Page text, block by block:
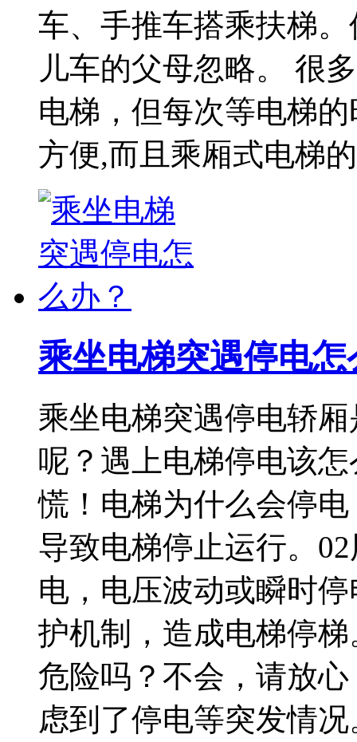
车、手推车搭乘扶梯
儿车的父母忽略。 很
电梯，但每次等电梯
方便,而且乘厢式电梯
乘坐电梯突遇停电怎
乘坐电梯突遇停电轿
呢？遇上电梯停电该
慌！电梯为什么会停
导致电梯停止运行。
电，电压波动或瞬时
护机制，造成电梯停
危险吗？不会，请放
虑到了停电等突发情